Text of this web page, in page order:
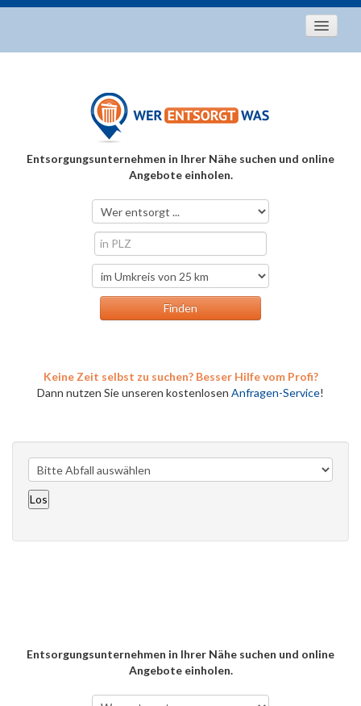
Entsorgungstipps
Über uns
Entsorgungsunternehmen in Ihrer Nähe suchen und online
Angebote einholen.
Keine Zeit selbst zu suchen? Besser Hilfe vom Profi?
Dann nutzen Sie unseren kostenlosen Anfragen-Service!
Entsorgungsunternehmen in Ihrer Nähe suchen und online
Angebote einholen.